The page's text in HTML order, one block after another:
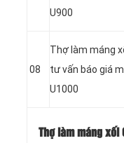
U900
08
Thợ làm máng
tư vấn báo giá
U1000
Thợ làm máng xối